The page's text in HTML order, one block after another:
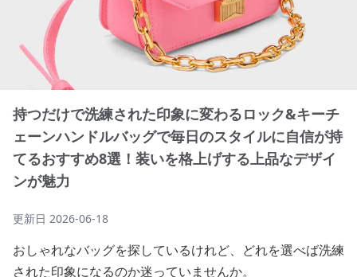
持つだけで洗練された印象に変わるロック&キーチ
ェーンハンドルバッグで毎日のスタイルに自信が持
てるおすすめ8選！装いを格上げする上品なデザイ
ンが魅力
更新日 2026-06-18
おしゃれなバッグを探しているけれど、どれを選べば洗練
された印象になるのか迷っていませんか。